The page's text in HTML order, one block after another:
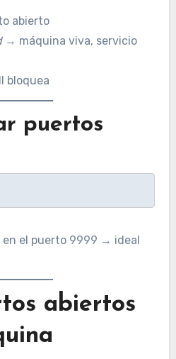
abierto
→ máquina viva, servicio
bloquea
puertos
en el puerto 9999 → ideal
abiertos